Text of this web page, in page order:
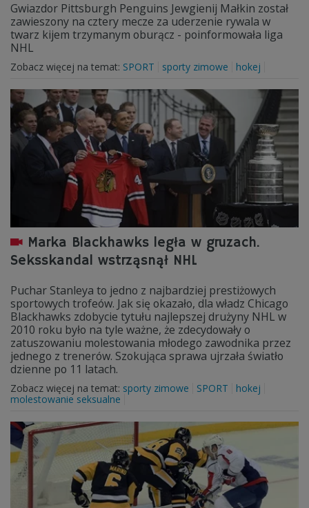
Gwiazdor Pittsburgh Penguins Jewgienij Małkin został
zawieszony na cztery mecze za uderzenie rywala w
twarz kijem trzymanym oburącz - poinformowała liga
NHL
Zobacz więcej na temat: SPORT sporty zimowe hokej
Marka Blackhawks legła w gruzach.
Seksskandal wstrząsnął NHL
Puchar Stanleya to jedno z najbardziej prestiżowych
sportowych trofeów. Jak się okazało, dla władz Chicago
Blackhawks zdobycie tytułu najlepszej drużyny NHL w
2010 roku było na tyle ważne, że zdecydowały o
zatuszowaniu molestowania młodego zawodnika przez
jednego z trenerów. Szokująca sprawa ujrzała światło
dzienne po 11 latach.
Zobacz więcej na temat: sporty zimowe SPORT
hokej
molestowanie seksualne